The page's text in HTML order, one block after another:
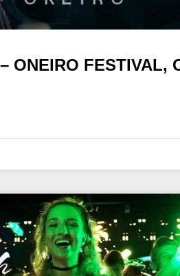
ONEIRO FESTIVAL,